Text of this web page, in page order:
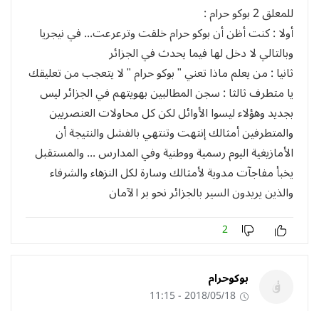
للمعلق 2 بوكو حرام :
أولا : كنت أظن أن بوكو حرام خلقت وترعرعت... في نيجريا
وبالتالي لا دخل لها فيما يحدث في الجزائر
ثانيا : من يعلم ماذا تعني " بوكو حرام " لا يتعجب من تعليقك
يا متطرف ثالثا : سجن المطالبين بهويتهم في الجزائر ليس
بجديد وهؤلاء ليسوا الأوائل لكن كل محاولات العنصريين
والمتطرفين أمثالك إنتهت وتنتهي بالفشل والنتيجة أن
الأمازيغية اليوم رسمية ووطنية وفي المدارس ... والمستقبل
يخبأ مفاجآت مدوية لأمثالك وسارة لكل النزهاء والشرفاء
والذين يريدون السير بالجزائر نحو بر الآمان
2
بوكوحرام
2018/05/18 - 11:15